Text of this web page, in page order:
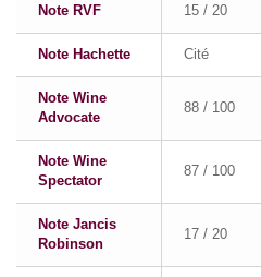
Note RVF 15 / 20
Note Hachette Cité
Note Wine
Advocate
88 / 100
Note Wine
Spectator
87 / 100
Note Jancis
Robinson
17 / 20